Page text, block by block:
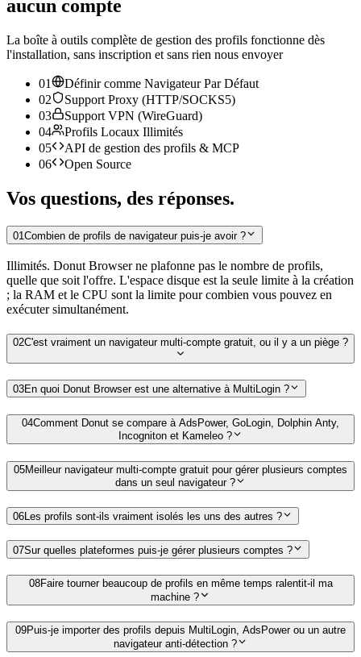
aucun compte
La boîte à outils complète de gestion des profils fonctionne dès
l'installation, sans inscription et sans rien nous envoyer
01
Définir comme Navigateur Par Défaut
02
Support Proxy (HTTP/SOCKS5)
03
Support VPN (WireGuard)
04
Profils Locaux Illimités
05
API de gestion des profils & MCP
06
Open Source
Vos questions, des réponses.
01Combien de profils de navigateur puis-je avoir ?
Illimités. Donut Browser ne plafonne pas le nombre de profils,
quelle que soit l'offre. L'espace disque est la seule limite à la création
; la RAM et le CPU sont la limite pour combien vous pouvez en
exécuter simultanément.
02C'est vraiment un navigateur multi-compte gratuit, ou il y a un piège ?
03En quoi Donut Browser est une alternative à MultiLogin ?
04Comment Donut se compare à AdsPower, GoLogin, Dolphin Anty,
Incogniton et Kameleo ?
05Meilleur navigateur multi-compte gratuit pour gérer plusieurs comptes
dans un seul navigateur ?
06 Les profils sont-ils vraiment isolés les uns des autres ?
07Sur quelles plateformes puis-je gérer plusieurs comptes ?
08Faire tourner beaucoup de profils en même temps ralentit-il ma
machine ?
09Puis-je importer des profils depuis MultiLogin, AdsPower ou un autre
navigateur anti-détection ?